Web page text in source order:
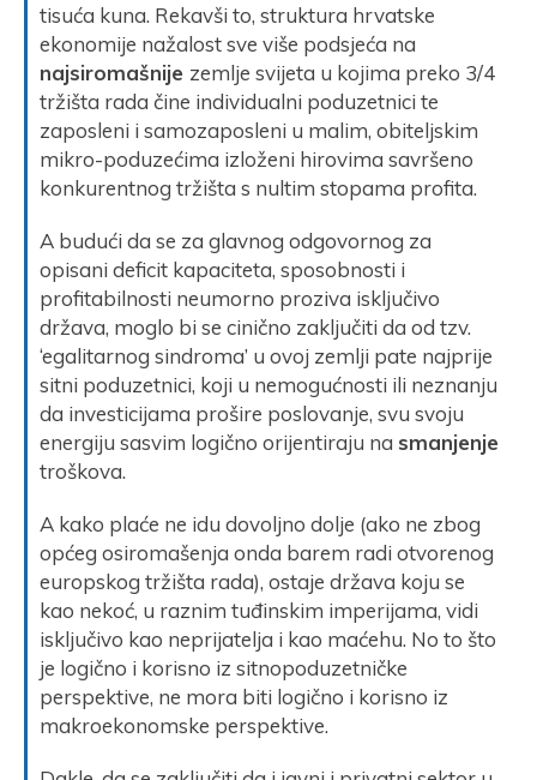
tisuća kuna. Rekavši to, struktura hrvatske
ekonomije nažalost sve više podsjeća na
najsiromašnije zemlje svijeta u kojima preko 3/4
tržišta rada čine individualni poduzetnici te
zaposleni i samozaposleni u malim, obiteljskim
mikro-poduzećima izloženi hirovima savršeno
konkurentnog tržišta s nultim stopama profita.
A budući da se za glavnog odgovornog za
opisani deficit kapaciteta, sposobnosti i
profitabilnosti neumorno proziva isključivo
država, moglo bi se cinično zaključiti da od tzv.
‘egalitarnog sindroma’ u ovoj zemlji pate najprije
sitni poduzetnici, koji u nemogućnosti ili neznanju
da investicijama prošire poslovanje, svu svoju
energiju sasvim logično orijentiraju na smanjenje
troškova.
A kako plaće ne idu dovoljno dolje (ako ne zbog
općeg osiromašenja onda barem radi otvorenog
europskog tržišta rada), ostaje država koju se
kao nekoć, u raznim tuđinskim imperijama, vidi
isključivo kao neprijatelja i kao maćehu. No to što
je logično i korisno iz sitnopoduzetničke
perspektive, ne mora biti logično i korisno iz
makroekonomske perspektive.